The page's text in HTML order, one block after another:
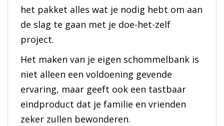
het pakket alles wat je nodig hebt om aan
de slag te gaan met je doe-het-zelf
project.
Het maken van je eigen schommelbank is
niet alleen een voldoening gevende
ervaring, maar geeft ook een tastbaar
eindproduct dat je familie en vrienden
zeker zullen bewonderen.